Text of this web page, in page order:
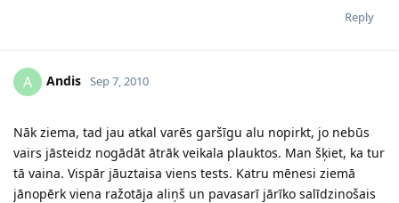
Reply
A Andis Sep 7, 2010
Nāk ziema, tad jau atkal varēs garšīgu alu nopirkt, jo nebūs
vairs jāsteidz nogādāt ātrāk veikala plauktos. Man šķiet, ka tur
tā vaina. Vispār jāuztaisa viens tests. Katru mēnesi ziemā
jānopērk viena ražotāja aliņš un pavasarī jārīko salīdzinošais